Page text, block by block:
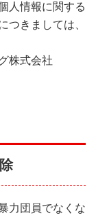
人情報に関する
つきましては、
株式会社
力団員でなくな